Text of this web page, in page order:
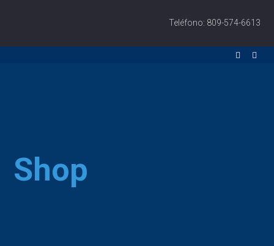
Teléfono: 809-574-6613
Shop